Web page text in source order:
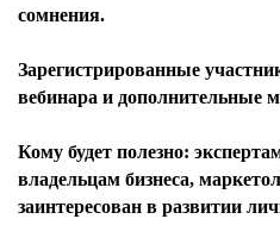
сомнения.
Зарегистрированные
вебинара и дополнительные
Кому будет полезно:
владельцам бизнеса,
заинтересован в развитии